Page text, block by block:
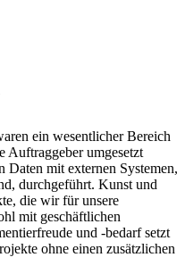
ein wesentlicher Bereich
Auftraggeber umgesetzt
mit externen Systemen,
durchgeführt. Kunst und
die wir für unsere
mit geschäftlichen
und -bedarf setzt
ohne einen zusätzlichen